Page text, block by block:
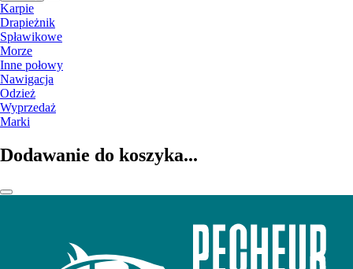
Karpie
Drapieżnik
Spławikowe
Morze
Inne połowy
Nawigacja
Odzież
Wyprzedaż
Marki
Dodawanie do koszyka...